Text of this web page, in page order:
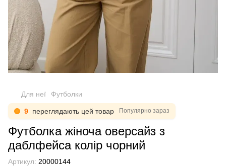
Для неї Футболки
8 переглядають цей товар Популярно зараз
Футболка жіноча оверсайз з
даблфейса колір чорний
Артикул: 20000144